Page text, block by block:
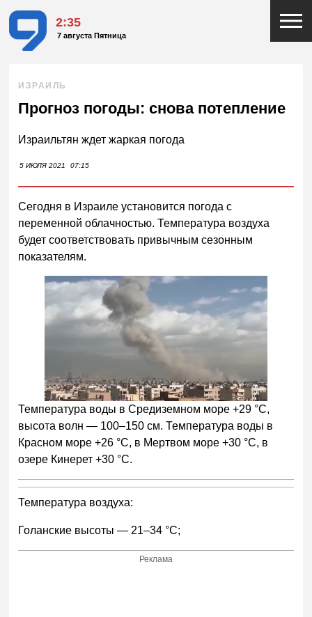
2:35
7 августа Пятница
ИЗРАИЛЬ
Прогноз погоды: снова потепление
Израильтян ждет жаркая погода
5 ИЮЛЯ 2021 07:15
Сегодня в Израиле установится погода с
переменной облачностью. Температура воздуха
будет соответствовать привычным сезонным
показателям.
Температура воды в Средиземном море +29 °С,
высота волн — 100–150 см. Температура воды в
Красном море +26 °С, в Мертвом море +30 °С, в
озере Кинерет +30 °С.
Температура воздуха:
Голанские высоты — 21–34 °С;
Реклама